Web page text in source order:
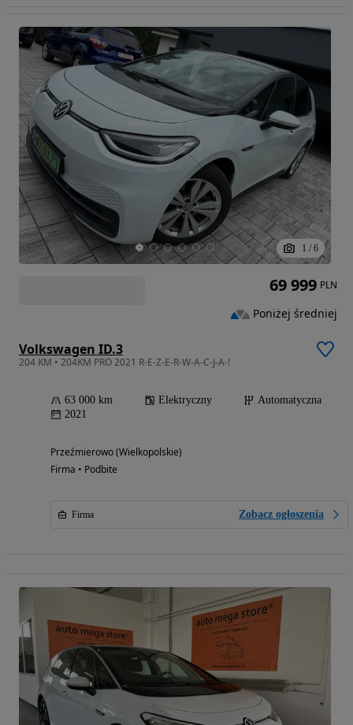
1 / 6
Volkswagen ID.3
204 KM • 204KM PRO 2021 R-E-Z-E-R-W-A-C-J-A-!
63 000 km Elektryczny
Automatyczna
2021
Przeźmierowo (Wielkopolskie)
Firma • Podbite
Firma Zobacz ogłoszenia
69 999 PLN
Poniżej średniej